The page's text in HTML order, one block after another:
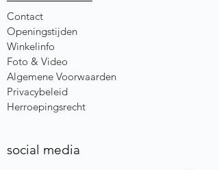
Contact
Openingstijden
Winkelinfo
Foto & Video
Algemene Voorwaarden
Privacybeleid
Herroepingsrecht
social media